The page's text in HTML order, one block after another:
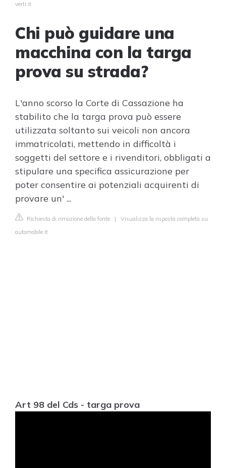
verti.it
Chi può guidare una
macchina con la targa
prova su strada?
L'anno scorso la Corte di Cassazione ha
stabilito che la targa prova può essere
utilizzata soltanto sui veicoli non ancora
immatricolati, mettendo in difficoltà i
soggetti del settore e i rivenditori, obbligati a
stipulare una specifica assicurazione per
poter consentire ai potenziali acquirenti di
provare un' ...
Richiesta di rimozione della fonte | Visualizza la risposta completa su
automobile.it
Art 98 del Cds - targa prova